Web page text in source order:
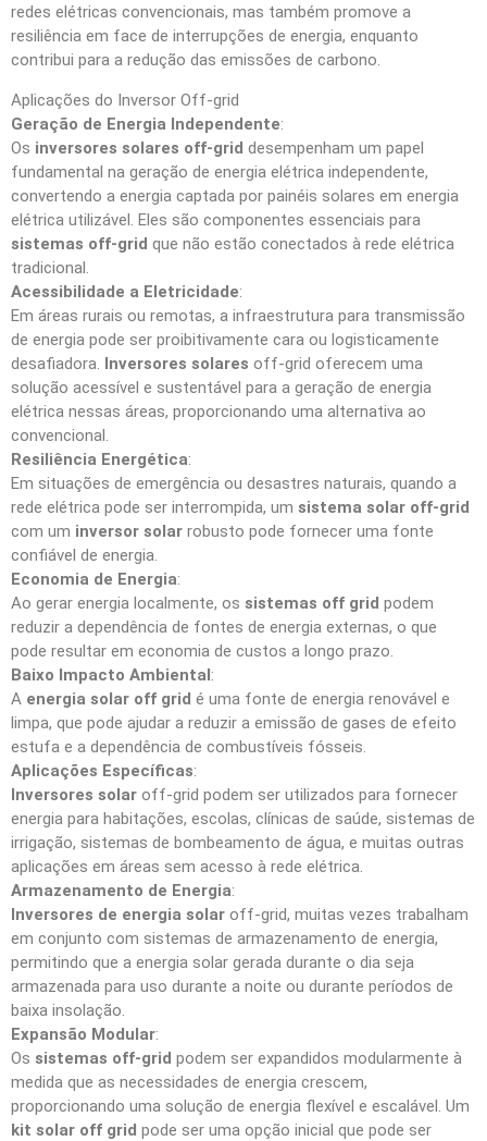
redes elétricas convencionais, mas também promove a
resiliência em face de interrupções de energia, enquanto
contribui para a redução das emissões de carbono.
Aplicações do Inversor Off-grid
Geração de Energia Independente:
Os inversores solares off-grid desempenham um papel
fundamental na geração de energia elétrica independente,
convertendo a energia captada por painéis solares em energia
elétrica utilizável. Eles são componentes essenciais para
sistemas off-grid que não estão conectados à rede elétrica
tradicional.
Acessibilidade a Eletricidade:
Em áreas rurais ou remotas, a infraestrutura para transmissão
de energia pode ser proibitivamente cara ou logisticamente
desafiadora. Inversores solares off-grid oferecem uma
solução acessível e sustentável para a geração de energia
elétrica nessas áreas, proporcionando uma alternativa ao
convencional.
Resiliência Energética:
Em situações de emergência ou desastres naturais, quando a
rede elétrica pode ser interrompida, um sistema solar off-grid
com um inversor solar robusto pode fornecer uma fonte
confiável de energia.
Economia de Energia:
Ao gerar energia localmente, os sistemas off grid podem
reduzir a dependência de fontes de energia externas, o que
pode resultar em economia de custos a longo prazo.
Baixo Impacto Ambiental:
A energia solar off grid é uma fonte de energia renovável e
limpa, que pode ajudar a reduzir a emissão de gases de efeito
estufa e a dependência de combustíveis fósseis.
Aplicações Específicas:
Inversores solar off-grid podem ser utilizados para fornecer
energia para habitações, escolas, clínicas de saúde, sistemas de
irrigação, sistemas de bombeamento de água, e muitas outras
aplicações em áreas sem acesso à rede elétrica.
Armazenamento de Energia:
Inversores de energia solar off-grid, muitas vezes trabalham
em conjunto com sistemas de armazenamento de energia,
permitindo que a energia solar gerada durante o dia seja
armazenada para uso durante a noite ou durante períodos de
baixa insolação.
Expansão Modular:
Os sistemas off-grid podem ser expandidos modularmente à
medida que as necessidades de energia crescem,
proporcionando uma solução de energia flexível e escalável. Um
kit solar off grid pode ser uma opção inicial que pode ser